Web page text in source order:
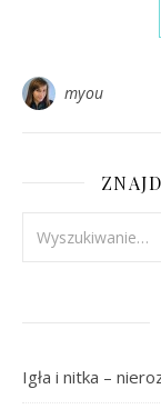
myou
Igła i nitka –